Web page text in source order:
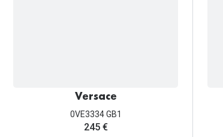
Versace
0VE3334 GB1
245 €